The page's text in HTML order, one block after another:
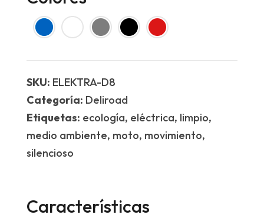
SKU: ELEKTRA-D8
Categoría: Deliroad
Etiquetas: ecología, eléctrica, limpio,
medio ambiente, moto, movimiento,
silencioso
Características